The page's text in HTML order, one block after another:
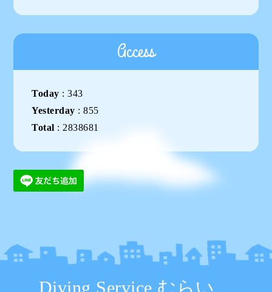
Access
Today :343
Yesterday :855
Total : 2838681
Diving Service むらい。